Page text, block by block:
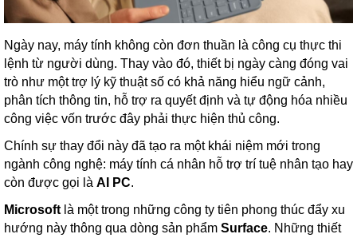
Ngày nay, máy tính không còn đơn thuần là công cụ thực thi
lệnh từ người dùng. Thay vào đó, thiết bị ngày càng đóng vai
trò như một trợ lý kỹ thuật số có khả năng hiểu ngữ cảnh,
phân tích thông tin, hỗ trợ ra quyết định và tự động hóa nhiều
công việc vốn trước đây phải thực hiện thủ công.
Chính sự thay đổi này đã tạo ra một khái niệm mới trong
ngành công nghệ: máy tính cá nhân hỗ trợ trí tuệ nhân tạo hay
còn được gọi là AI PC.
Microsoft là một trong những công ty tiên phong thúc đẩy xu
hướng này thông qua dòng sản phẩm Surface. Những thiết